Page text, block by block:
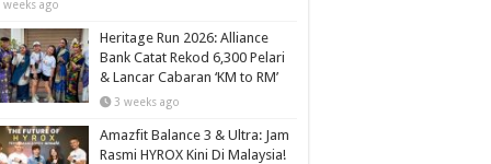
weeks ago
Heritage Run 2026: Alliance
Bank Catat Rekod 6,300 Pelari
& Lancar Cabaran ‘KM to RM’
3 weeks ago
Amazfit Balance 3 & Ultra: Jam
Rasmi HYROX Kini Di Malaysia!